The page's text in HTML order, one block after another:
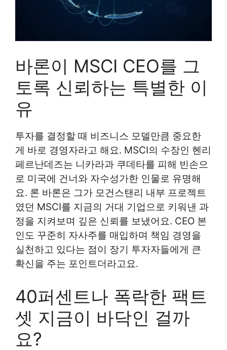
바론이 MSCI CEO를 그
토록 신뢰하는 특별한 이
유
투자를 결정할 때 비즈니스 모델만큼 중요한
게 바로 경영자라고 해요. MSCI의 수장인 헨리
페르난데즈는 니카라과 쿠데타를 피해 빈손으
로 미국에 건너와 자수성가한 인물로 유명해
요. 론 바론은 그가 모건스탠리 내부 프로젝트
였던 MSCI를 지금의 거대 기업으로 키워낸 과
정을 지켜보며 깊은 신뢰를 보냈어요. CEO 본
인도 꾸준히 자사주를 매입하며 책임 경영을
실천하고 있다는 점이 장기 투자자들에게 큰
확신을 주는 포인트더라고요.
40퍼센트나 폭락한 팩트
셋 지금이 바닥인 걸까
요?